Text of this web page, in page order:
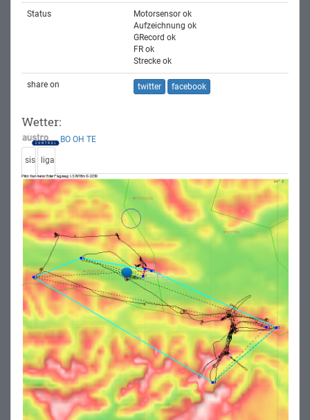
Status
Motorsensor ok
Aufzeichnung ok
GRecord ok
FR ok
Strecke ok
share on twitter facebook
Wetter:
BO OH TE
sis liga